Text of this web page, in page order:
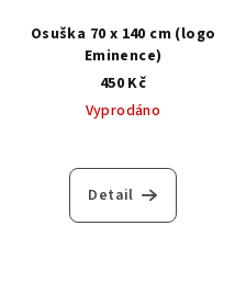
Osuška 70 x 140 cm (logo
Eminence)
450 Kč
Vyprodáno
Detail